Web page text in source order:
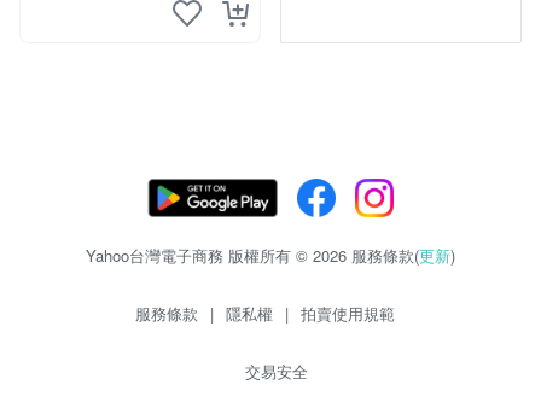
Yahoo台灣電子商務 版權所有 © 2026 服務條款(更新)
服務條款 | 隱私權 | 拍賣使用規範
交易安全